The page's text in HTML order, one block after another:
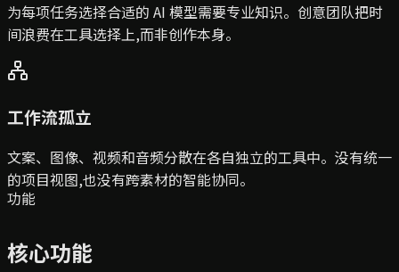
为每项任务选择合适的 AI 模型需要专业知识。创意团队把时
间浪费在工具选择上,而非创作本身。
工作流孤立
文案、图像、视频和音频分散在各自独立的工具中。没有统一
的项目视图,也没有跨素材的智能协同。
功能
核心功能